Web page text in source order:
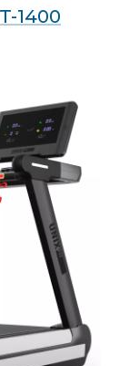
1400